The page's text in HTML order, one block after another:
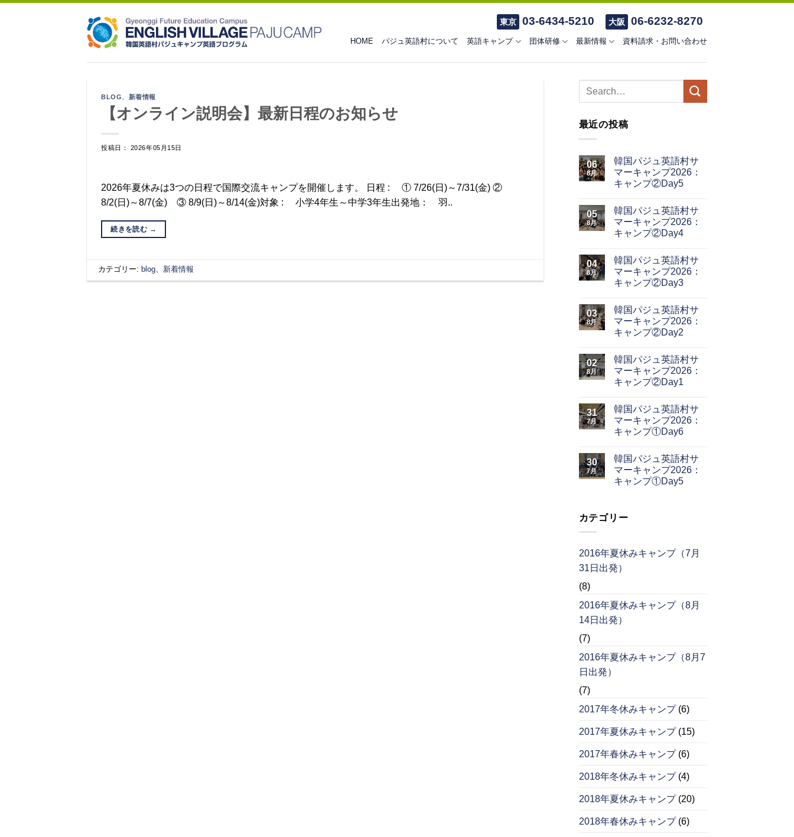
東京 03-6434-5210 大阪 06-6232-8270
HOME パジュ英語村について 英語キャンプ 団体研修 最新情報 資料請求・お問い合わせ
BLOG、 新着情報
【オンライン説明会】最新日程のお知らせ
投稿日： 2026年05月15日
2026年夏休みは3つの日程で国際交流キャンプを開催します。 日程 : ① 7/26(日)～7/31(金) ②
8/2(日)～8/7(金) ③ 8/9(日)～8/14(金)対象 : 小学4年生～中学3年生出発地： 羽..
続きを読む →
カテゴリー: blog 新着情報
最近の投稿
06
8月
韓国パジュ英語村サ
マーキャンプ2026：
キャンプ②Day5
05
8月
韓国パジュ英語村サ
マーキャンプ2026：
キャンプ②Day4
04
8月
韓国パジュ英語村サ
マーキャンプ2026：
キャンプ②Day3
03
8月
韓国パジュ英語村サ
マーキャンプ2026：
キャンプ②Day2
02
8月
韓国パジュ英語村サ
マーキャンプ2026：
キャンプ②Day1
31
7月
韓国パジュ英語村サ
マーキャンプ2026：
キャンプ①Day6
30
7月
韓国パジュ英語村サ
マーキャンプ2026：
キャンプ①Day5
カテゴリー
2016年夏休みキャンプ（7月
31日出発）
(8)
2016年夏休みキャンプ（8月
14日出発）
(7)
2016年夏休みキャンプ（8月7
日出発）
(7)
2017年冬休みキャンプ(6)
2017年夏休みキャンプ(15)
2017年春休みキャンプ(6)
2018年冬休みキャンプ(4)
2018年夏休みキャンプ(20)
2018年春休みキャンプ(6)